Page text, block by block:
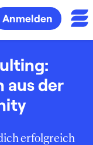
Anmelden
aus der
erfolgreich